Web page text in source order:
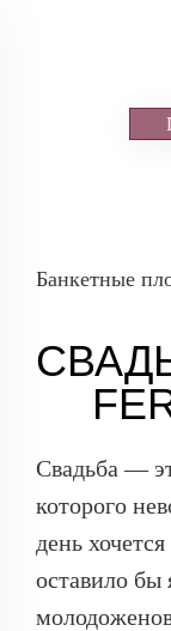
Банкетные
Свадьба —
которого
день
оставило бы